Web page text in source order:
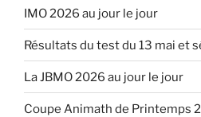
IMO 2026 au jour le jour
Résultats du test du 13 mai et
La JBMO 2026 au jour le jour
Coupe Animath de Printemps